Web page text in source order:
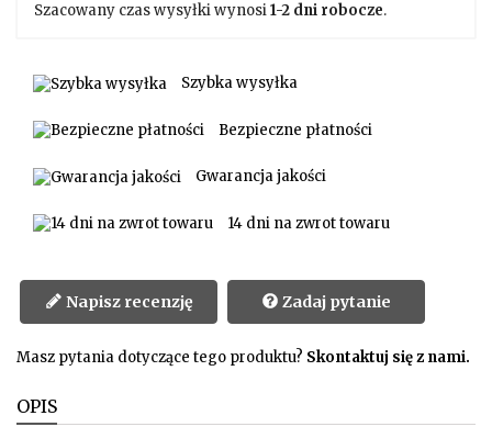
Szacowany czas wysyłki wynosi1-2 dni robocze.
Szybka wysyłka
Bezpieczne płatności
Gwarancja jakości
14 dni na zwrot towaru
Napisz recenzję Zadaj pytanie
Masz pytania dotyczące tego produktu? Skontaktuj się z nami.
OPIS